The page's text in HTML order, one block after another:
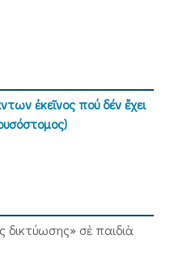
ἐκεῖνος πού δέν ἔχει
δικτύωσης» σὲ παιδιὰ